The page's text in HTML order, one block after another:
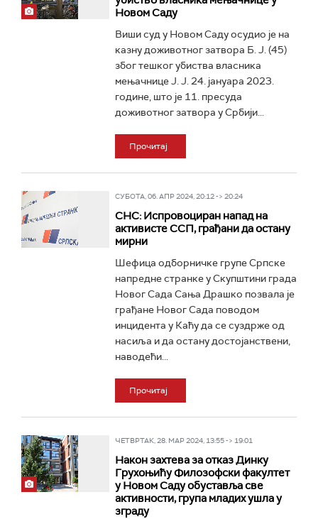
Новом Саду
Виши суд у Новом Саду осудио је на
казну доживотног затвора Б. Ј. (45)
због тешког убиства власника
мењачнице Ј. Ј. 24. јануара 2023.
године, што је 11. пресуда
доживотног затвора у Србији...
Прочитај
СУБОТА, 06. АПР 2024, 20:12 -> 20:24
СНС: Испровоциран напад на
активисте ССП, грађани да остану
мирни
Шефица одборничке групе Српске
напредне странке у Скупштини града
Новог Сада Сања Драшко позвала је
грађане Новог Сада поводом
инцидента у Каћу да се суздрже од
насиља и да остану достојанствени,
наводећи...
Прочитај
ЧЕТВРТАК, 28. МАР 2024, 13:55 -> 19:01
Након захтева за отказ Динку
Грухоњићу Филозофски факултет
у Новом Саду обуставља све
активности, група младих ушла у
зграду